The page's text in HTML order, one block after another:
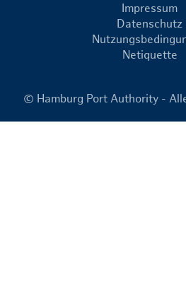
Impressum
Datenschutz
Netiquette
© Hamburg Port Authority -